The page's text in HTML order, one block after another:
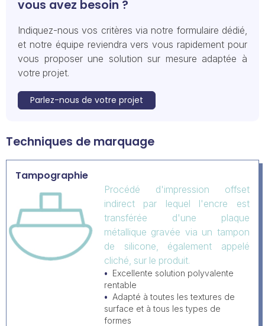
vous avez besoin ?
Indiquez-nous vos critères via notre formulaire dédié,
et notre équipe reviendra vers vous rapidement pour
vous proposer une solution sur mesure adaptée à
votre projet.
Parlez-nous de votre projet
Techniques de marquage
Tampographie
Procédé d'impression offset
indirect par lequel l'encre est
transférée d'une plaque
métallique gravée via un tampon
de silicone, également appelé
cliché, sur le produit.
Excellente solution polyvalente
rentable
Adapté à toutes les textures de
surface et à tous les types de
formes